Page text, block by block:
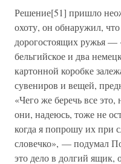
Решение[51] пришло
охоту, он обнаружил,
дорогостоящих ружья —
бельгийское и два
картонной коробке
сувениров и вещей,
«Чего же беречь все
они, надеюсь, тоже не
когда я попрошу их при
словечко», — подумал
это дело в долгий ящик,